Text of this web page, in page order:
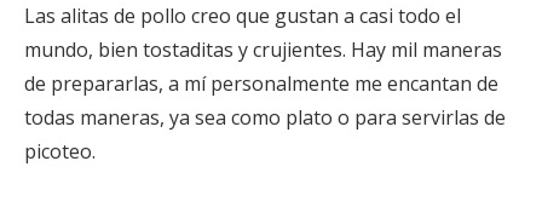
Las alitas de pollo creo que gustan a casi todo el
mundo, bien tostaditas y crujientes. Hay mil maneras
de prepararlas, a mí personalmente me encantan de
todas maneras, ya sea como plato o para servirlas de
picoteo.